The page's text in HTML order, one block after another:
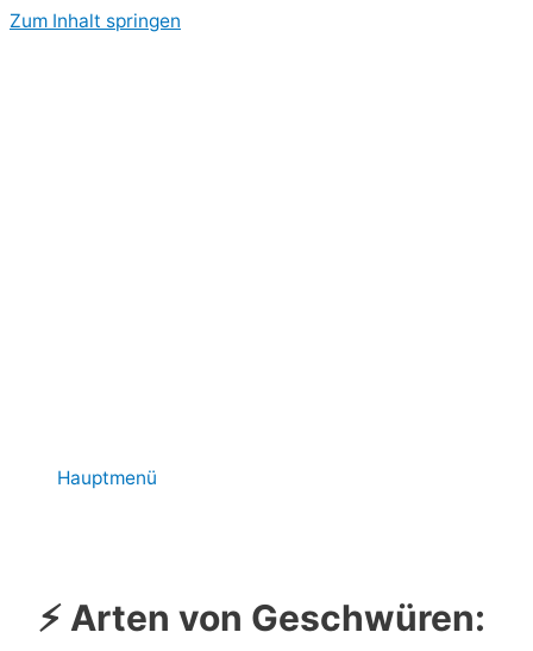
Zum Inhalt springen
Hauptmenü
⚡ Arten von Geschwüren: